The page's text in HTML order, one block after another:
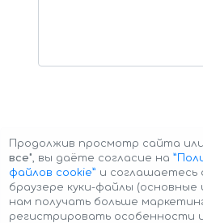
Продолжив просмотр сайта
все", вы даёте согласие на
файлов cookie” и соглашаетесь
браузере куки-файлы
нам получать больше
регистрировать особенности